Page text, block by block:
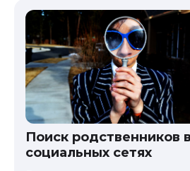
Поиск родственников в
социальных сетях